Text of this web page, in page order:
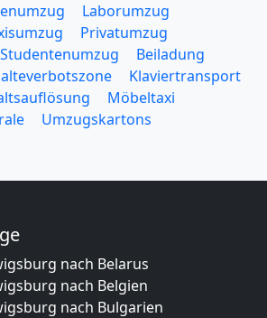
Laborumzug
Privatumzug
Studentenumzug
Beiladung
Klaviertransport
Möbeltaxi
Umzugskartons
nach Belarus
nach Belgien
nach Bulgarien